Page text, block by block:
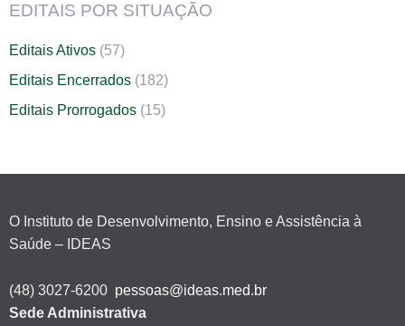
EDITAIS POR SITUAÇÃO
Editais Ativos (57)
Editais Encerrados (182)
Editais Prorrogados (15)
O Instituto de Desenvolvimento, Ensino e Assistência à
Saúde – IDEAS
(48) 3027-6200 pessoas@ideas.med.br
Sede Administrativa